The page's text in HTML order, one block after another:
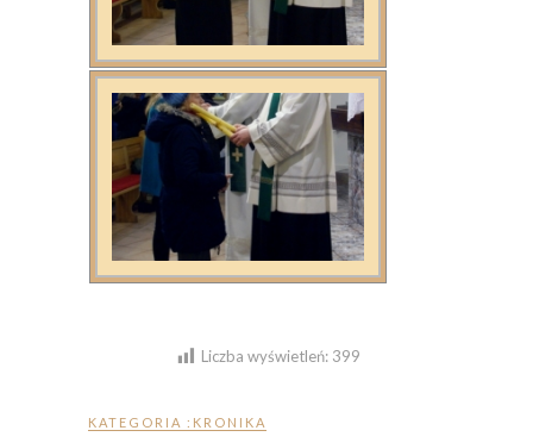
Liczba wyświetleń: 399
KATEGORIA : KRONIKA